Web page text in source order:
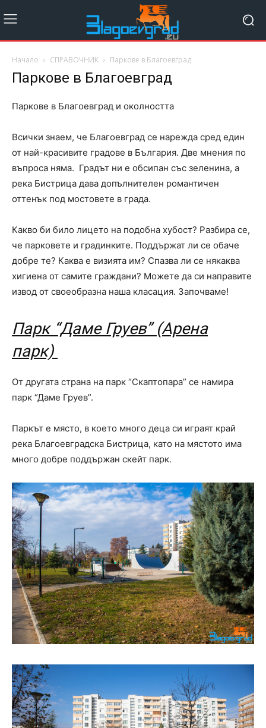
Начало СПРАВОЧНИК Паркове в Благоевград
Паркове в Благоевград
Паркове в Благоевград и околността
Всички знаем, че Благоевград се нарежда сред един
от най-красивите градове в България. Две мнения по
въпроса няма. Градът ни е обсипан със зеленина, а
река Бистрица дава допълнителен романтичен
оттенък под мостовете в града.
Какво би било лицето на подобна хубост? Разбира се,
че парковете и градинките. Поддържат ли се обаче
добре те? Каква е визията им? Спазва ли се някаква
хигиена от самите граждани? Можете да си направите
извод от своеобразна наша класация. Започваме!
Парк “Даме Груев” (Арена
парк)
От другата страна на парк “Скаптопара” се намира
парк “Даме Груев”.
Паркът е място, в което много деца си играят край
река Благоевградска Бистрица, като на мястото има
много добре поддържан скейт парк.